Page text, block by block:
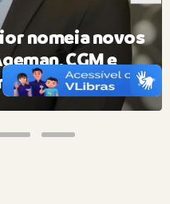
nomeia novos
CGM e